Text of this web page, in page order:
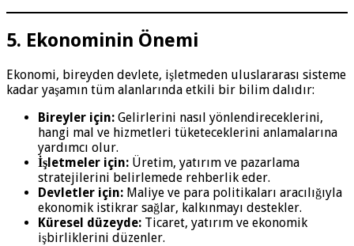
5. Ekonominin Önemi
Ekonomi, bireyden devlete, işletmeden uluslararası sisteme
kadar yaşamın tüm alanlarında etkili bir bilim dalıdır:
Bireyler için: Gelirlerini nasıl yönlendireceklerini,
hangi mal ve hizmetleri tüketeceklerini anlamalarına
yardımcı olur.
İşletmeler için: Üretim, yatırım ve pazarlama
stratejilerini belirlemede rehberlik eder.
Devletler için: Maliye ve para politikaları aracılığıyla
ekonomik istikrar sağlar, kalkınmayı destekler.
Küresel düzeyde: Ticaret, yatırım ve ekonomik
işbirliklerini düzenler.